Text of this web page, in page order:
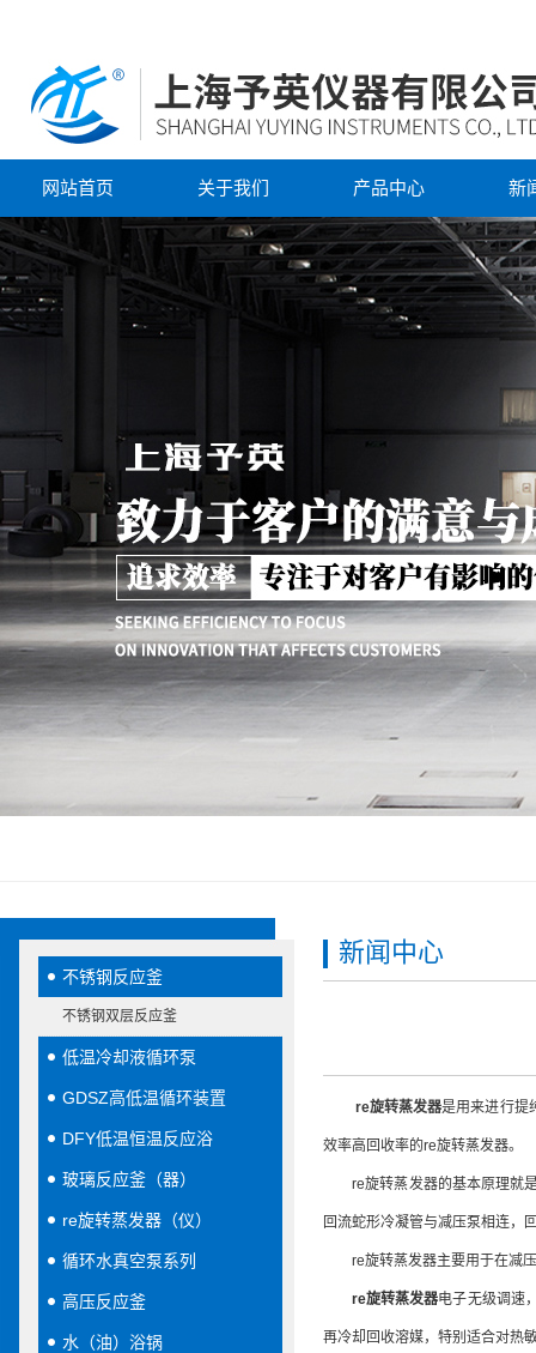
网站首页 关于我们 产品中心 新
不锈钢反应釜
不锈钢双层反应釜
低温冷却液循环泵
GDSZ高低温循环装置
DFY低温恒温反应浴
玻璃反应釜（器）
re旋转蒸发器（仪）
循环水真空泵系列
高压反应釜
水（油）浴锅
新闻中心
re旋转蒸发器是用来进行提
效率高回收率的re旋转蒸发器。
re旋转蒸发器的基本原理就是
回流蛇形冷凝管与减压泵相连，
re旋转蒸发器主要用于在减压
re旋转蒸发器电子无级调速
再冷却回收溶媒，特别适合对热